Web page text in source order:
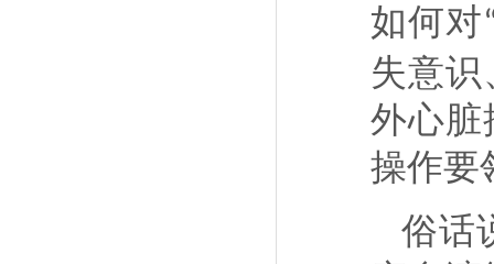
如何对
失意
外心脏
操作要
俗话